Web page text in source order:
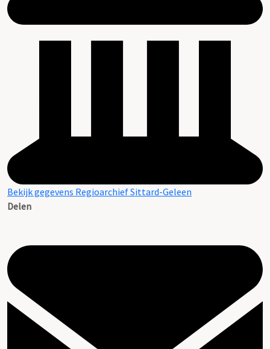
Bekijk gegevens Regioarchief Sittard-Geleen
Delen